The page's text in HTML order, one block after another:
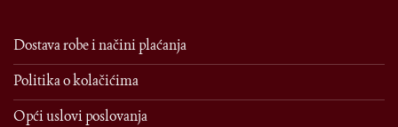
Dostava robe i načini plaćanja
Politika o kolačićima
Opći uslovi poslovanja